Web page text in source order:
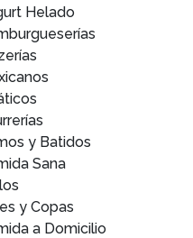
Helado
y Batidos
Sana
y Copas
a Domicilio